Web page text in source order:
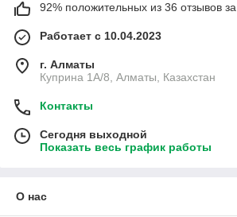
92% положительных из 36 отзывов
Работает с 10.04.2023
г. Алматы
Куприна 1A/8, Алматы, Казахстан
Контакты
Сегодня выходной
Показать весь график работы
О нас